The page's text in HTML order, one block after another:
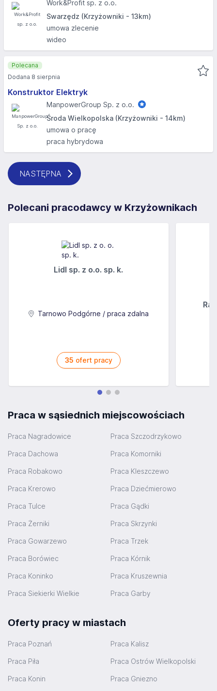
Work&Profit sp. z o.o.
Swarzędz (Krzyżowniki - 13km)
umowa zlecenie
wideo
Konstruktor Elektryk
ManpowerGroup Sp. z o.o.
Środa Wielkopolska (Krzyżowniki - 14km)
umowa o pracę
praca hybrydowa
Polecana
Dodana 8 sierpnia
NASTĘPNA
Polecani pracodawcy w Krzyżownikach
Lidl sp. z o.o. sp. k.
Tarnowo Podgórne / praca zdalna
35 ofert pracy
Praca w sąsiednich miejscowościach
Praca Nagradowice Praca Szczodrzykowo
Praca Dachowa Praca Komorniki
Praca Robakowo Praca Kleszczewo
Praca Krerowo Praca Dziećmierowo
Praca Tulce Praca Gądki
Praca Żerniki Praca Skrzynki
Praca Gowarzewo Praca Trzek
Praca Borówiec Praca Kórnik
Praca Koninko Praca Kruszewnia
Praca Siekierki Wielkie Praca Garby
Oferty pracy w miastach
Praca Poznań Praca Kalisz
Praca Piła Praca Ostrów Wielkopolski
Praca Konin Praca Gniezno